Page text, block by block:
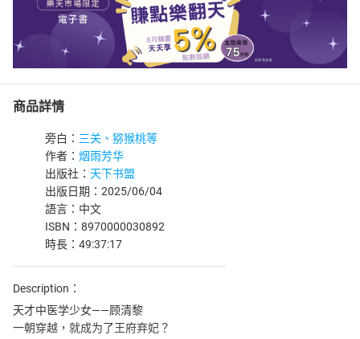
商品詳情
旁白： 三关、猕猴桃等
作者： 烟雨芳华
出版社： 天下书盟
出版日期：2025/06/04
語言：中文
ISBN：8970000030892
時長：49:37:17
Description：
天才中医学少女——顾清黎
一朝穿越，就成为了王府弃妃？